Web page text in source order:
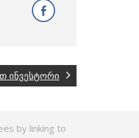
ინვესტორი
by linking to